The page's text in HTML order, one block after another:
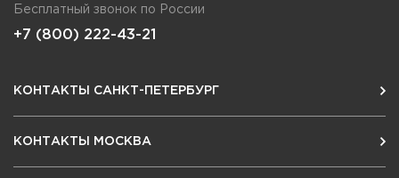
Бесплатный звонок по России
+7 (800) 222-43-21
КОНТАКТЫ САНКТ-ПЕТЕРБУРГ
КОНТАКТЫ МОСКВА